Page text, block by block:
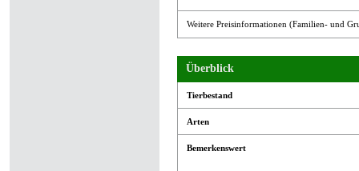
Weitere Preisinformationen (Familien- und
Überblick
Tierbestand
Arten
Bemerkenswert